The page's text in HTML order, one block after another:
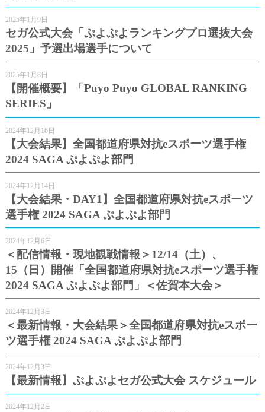
2025年1月9日
セガ公式大会「ぷよぷよランキングプロ選抜大会
2025」予選出場選手について
2025年1月8日
【開催概要】「Puyo Puyo GLOBAL RANKING
SERIES」
2024年12月16日
【大会結果】全国都道府県対抗eスポーツ選手権
2024 SAGA ぷよぷよ部門
2024年12月14日
【大会結果・DAY1】全国都道府県対抗eスポーツ
選手権 2024 SAGA ぷよぷよ部門
2024年12月6日
＜配信情報・現地観戦情報＞12/14（土）、
15（日）開催「全国都道府県対抗eスポーツ選手権
2024 SAGA ぷよぷよ部門」＜佐賀本大会＞
2024年12月3日
＜最新情報・大会結果＞全国都道府県対抗eスポー
ツ選手権 2024 SAGA ぷよぷよ部門
2024年12月3日
【最新情報】ぷよぷよセガ公式大会 スケジュール
2024年12月2日